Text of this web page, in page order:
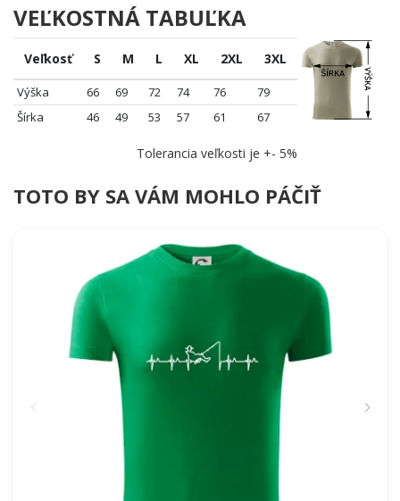
VEĽKOSTNÁ TABUĽKA
Veľkosť S M L XL 2XL 3XL
Výška 66 69 72 74 76
79
Šírka
46 49 53 57 61 67
Tolerancia veľkosti je +- 5%
TOTO BY SA VÁM MOHLO PÁČIŤ